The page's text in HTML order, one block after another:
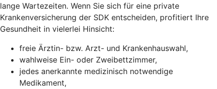
lange Wartezeiten. Wenn Sie sich für eine private
Krankenversicherung der SDK entscheiden, profitiert Ihre
Gesundheit in vielerlei Hinsicht:
freie Ärztin- bzw. Arzt- und Krankenhauswahl,
wahlweise Ein- oder Zweibettzimmer,
jedes anerkannte medizinisch notwendige
Medikament,